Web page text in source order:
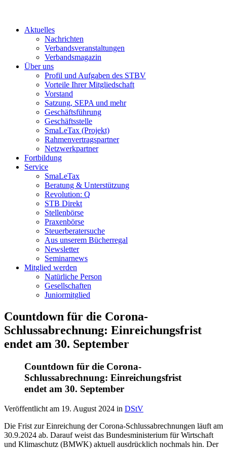
Aktuelles
Nachrichten
Verbandsveranstaltungen
Verbandsmagazin
Über uns
Profil und Aufgaben des STBV
Vorteile Ihrer Mitgliedschaft
Vorstand
Satzung, SEPA und mehr
Geschäftsführung
Geschäftsstelle
SmaLeTax (Projekt)
Rahmenvertragspartner
Netzwerkpartner
Fortbildung
Service
SmaLeTax
Beratung & Unterstützung
Revolution: Q
STB Direkt
Stellenbörse
Praxenbörse
Steuerberatersuche
Aus unserem Bücherregal
Newsletter
Seminarnews
Mitglied werden
Natürliche Person
Gesellschaften
Juniormitglied
Countdown für die Corona-
Schlussabrechnung: Einreichungsfrist
endet am 30. September
Countdown für die Corona-
Schlussabrechnung: Einreichungsfrist
endet am 30. September
Veröffentlicht am 19. August 2024 in DStV
Die Frist zur Einreichung der Corona-Schlussabrechnungen läuft am
30.9.2024 ab. Darauf weist das Bundesministerium für Wirtschaft
und Klimaschutz (BMWK) aktuell ausdrücklich nochmals hin. Der